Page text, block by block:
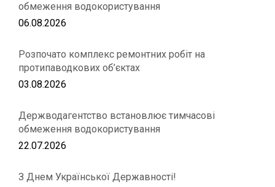
обмеження водокористування
06.08.2026
Розпочато комплекс ремонтних робіт на
протипаводкових об’єктах
03.08.2026
Держводагентство встановлює тимчасові
обмеження водокористування
22.07.2026
З Днем Української Державності!